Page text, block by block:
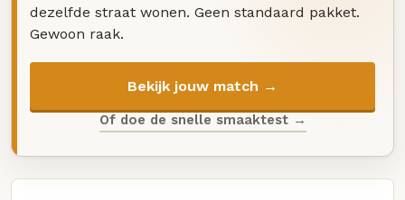
dezelfde straat wonen. Geen standaard pakket.
Gewoon raak.
Bekijk jouw match →
Of doe de snelle smaaktest →